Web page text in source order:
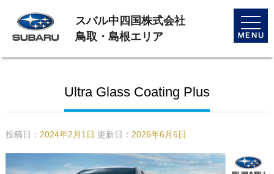
toggle
スバル中四国株式会社
鳥取・島根エリア
Ultra Glass Coating Plus
投稿日： 2024年2月1日 更新日： 2026年6月6日